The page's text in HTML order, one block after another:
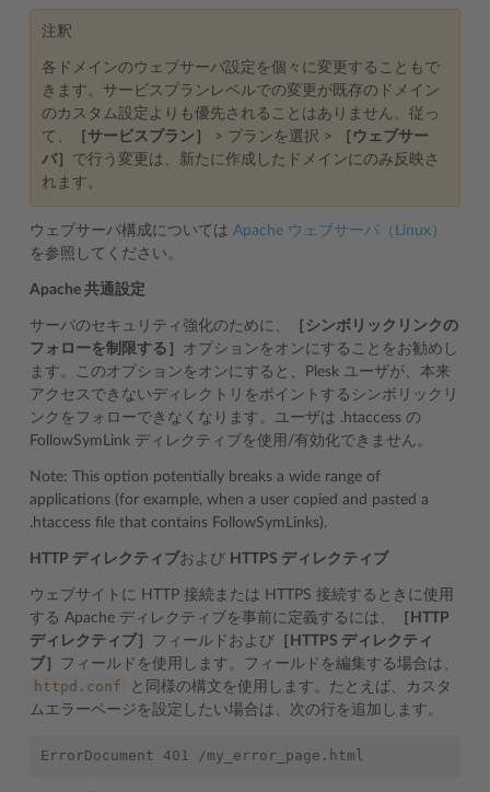
注釈
各ドメインのウェブサーバ設定を個々に変更することもで
きます。サービスプランレベルでの変更が既存のドメイン
のカスタム設定よりも優先されることはありません。従っ
て、
［サービスプラン］ > プランを選択 >
［ウェブサー
バ］ で行う変更は、新たに作成したドメインにのみ反映さ
れます。
ウェブサーバ構成については Apache ウェブサーバ（Linux）
を参照してください。
Apache 共通設定
サーバのセキュリティ強化のために、
［シンボリックリンクの
フォローを制限する］ オプションをオンにすることをお勧めし
ます。このオプションをオンにすると、Plesk ユーザが、本来
アクセスできないディレクトリをポイントするシンボリックリ
ンクをフォローできなくなります。ユーザは .htaccess の
FollowSymLink ディレクティブを使用/有効化できません。
Note: This option potentially breaks a wide range of
applications (for example, when a user copied and pasted a
.htaccess file that contains FollowSymLinks).
HTTP ディレクティブおよび HTTPS ディレクティブ
ウェブサイトに HTTP 接続または HTTPS 接続するときに使用
する Apache ディレクティブを事前に定義するには、
［HTTP
ディレクティブ］ フィールドおよび ［HTTPS ディレクティ
ブ］ フィールドを使用します。フィールドを編集する場合は、
httpd.conf
と同様の構文を使用します。たとえば、カスタ
ムエラーページを設定したい場合は、次の行を追加します。